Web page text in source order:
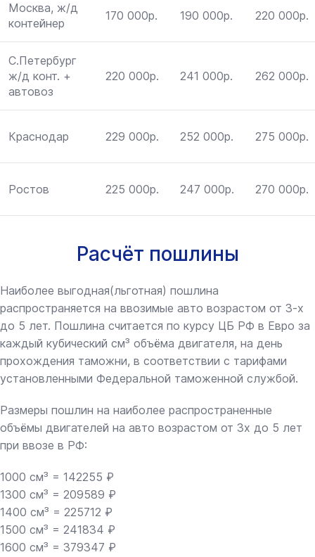
Москва, ж/д
контейнер
170 000р. 190 000р. 220 000р.
С.Петербург
ж/д конт. +
автовоз
220 000р. 241 000р. 262 000р.
Краснодар 229 000р. 252 000р. 275 000р.
Ростов 225 000р. 247 000р. 270 000р.
Расчёт пошлины
Наиболее выгодная(льготная) пошлина
распространяется на ввозимые авто возрастом от 3-х
до 5 лет. Пошлина считается по курсу ЦБ РФ в Евро за
каждый кубический см³ объёма двигателя, на день
прохождения таможни, в соответствии с тарифами
установленными Федеральной таможенной службой.
Размеры пошлин на наиболее распространенные
объёмы двигателей на авто возрастом от 3х до 5 лет
при ввозе в РФ:
1000 см³ = 142255 ₽
1300 см³ = 209589 ₽
1400 см³ = 225712 ₽
1500 см³ = 241834 ₽
1600 см³ = 379347 ₽